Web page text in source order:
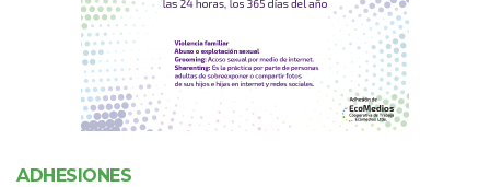
ADHESIONES